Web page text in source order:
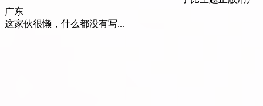
广东
这家伙很懒，什么都没有写...